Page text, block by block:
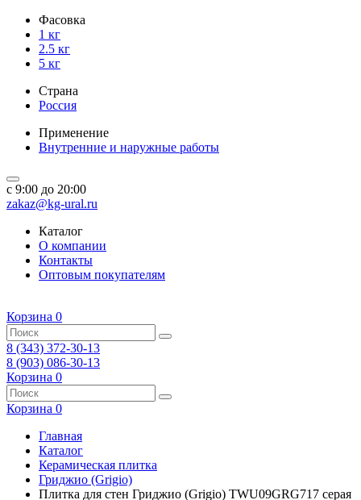
Фасовка
1 кг
2.5 кг
5 кг
Страна
Россия
Применение
Внутренние и наружные работы
c 9:00 до 20:00
zakaz@kg-ural.ru
Каталог
О компании
Контакты
Оптовым покупателям
Корзина 0
8 (343) 372-30-13
8 (903) 086-30-13
Корзина 0
Корзина 0
Главная
Каталог
Керамическая плитка
Гриджио (Grigio)
Плитка для стен Гриджио (Grigio) TWU09GRG717 серая